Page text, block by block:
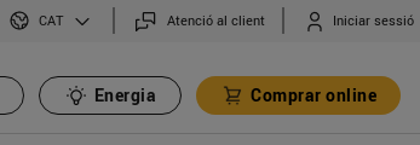
CAT Atenció al client Iniciar sessió
Energia Comprar online